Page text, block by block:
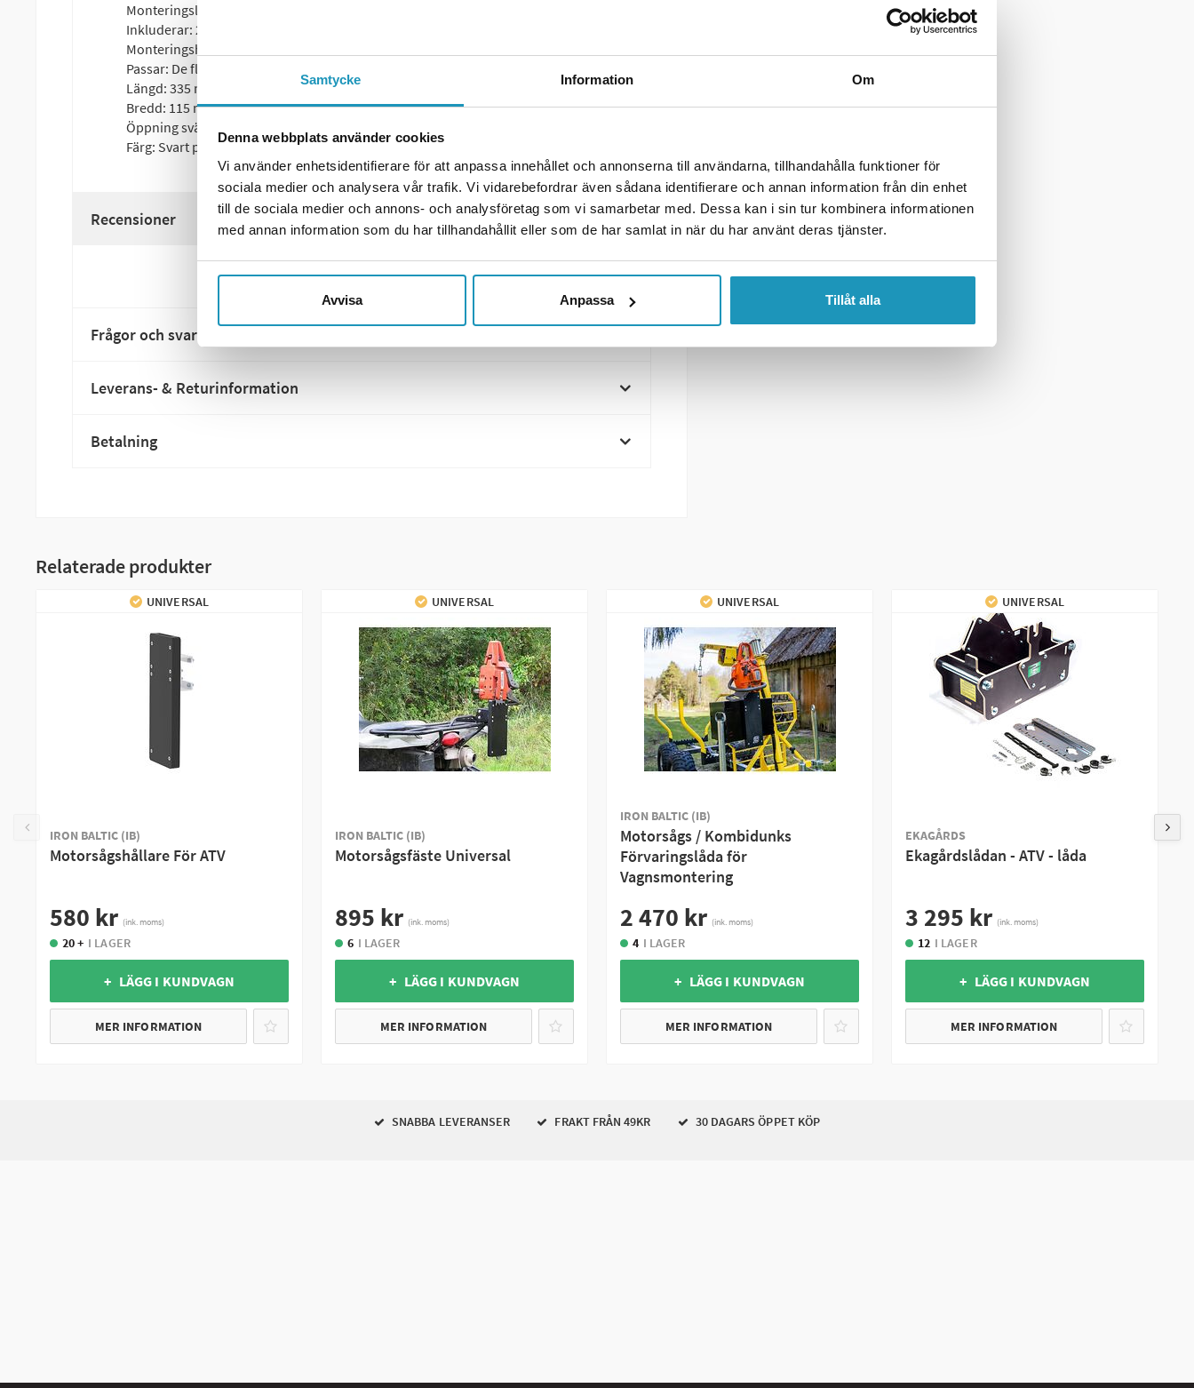
Samtycke Information Om
Denna webbplats använder cookies
Vi använder enhetsidentifierare för att anpassa innehållet och annonserna till användarna, tillhandahålla funktioner för
sociala medier och analysera vår trafik. Vi vidarebefordrar även sådana identifierare och annan information från din enhet
till de sociala medier och annons- och analysföretag som vi samarbetar med. Dessa kan i sin tur kombinera informationen
med annan information som du har tillhandahållit eller som de har samlat in när du har använt deras tjänster.
Avvisa Anpassa Tillåt alla
Monteringsläge: Horisontellt eller vertikalt
Inkluderar: 2 st robusta klämmor
Monteringshål för elastiska band
Passar: De flesta motorsågsmodeller
Längd: 335 mm
Bredd: 115 mm
Öppning svärdhållare: 17 mm
Färg: Svart pulverlack
Recensioner
Frågor och svar
Leverans- & Returinformation
Betalning
Relaterade produkter
UNIVERSAL
IRON BALTIC (IB)
Motorsågshållare För ATV
580 kr (ink. moms)
20 + I LAGER
+ LÄGG I KUNDVAGN
MER INFORMATION
UNIVERSAL
IRON BALTIC (IB)
Motorsågsfäste Universal
895 kr (ink. moms)
6 I LAGER
+ LÄGG I KUNDVAGN
MER INFORMATION
UNIVERSAL
IRON BALTIC (IB)
Motorsågs / Kombidunks
Förvaringslåda för
Vagnsmontering
2 470 kr (ink. moms)
4 I LAGER
+ LÄGG I KUNDVAGN
MER INFORMATION
UNIVERSAL
EKAGÅRDS
Ekagårdslådan - ATV - låda
3 295 kr (ink. moms)
12 I LAGER
+ LÄGG I KUNDVAGN
MER INFORMATION
SNABBA LEVERANSER FRAKT FRÅN 49KR 30 DAGARS ÖPPET KÖP